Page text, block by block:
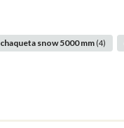
chaqueta snow 5000 mm (4)